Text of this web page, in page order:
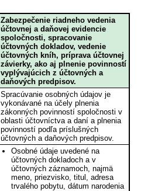
Zabezpečenie riadneho vedenia
účtovnej a daňovej evidencie
spoločnosti, spracovanie
účtovných dokladov, vedenie
účtovných kníh, príprava účtovnej
závierky, ako aj plnenie povinností
vyplývajúcich z účtovných a
daňových predpisov.
Spracúvanie osobných údajov je
vykonávané na účely plnenia
zákonných povinností spoločnosti v
oblasti účtovníctva a daní a plnenia
povinností podľa príslušných
účtovných a daňových predpisov.
Osobné údaje uvedené na
účtovných dokladoch a v
účtovných záznamoch, najmä
meno, priezvisko, titul, adresa
trvalého pobytu, dátum narodenia